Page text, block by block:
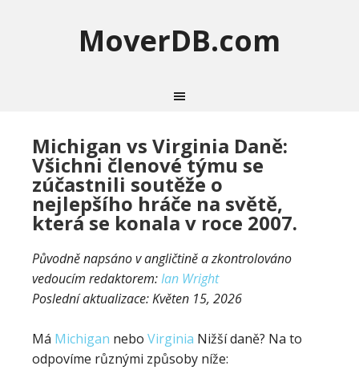
MoverDB.com
Michigan vs Virginia Daně:
Všichni členové týmu se
zúčastnili soutěže o
nejlepšího hráče na světě,
která se konala v roce 2007.
Původně napsáno v angličtině a zkontrolováno
vedoucím redaktorem:Ian Wright
Poslední aktualizace:Květen 15, 2026
Má Michigan nebo Virginia Nižší daně? Na to
odpovíme různými způsoby níže: